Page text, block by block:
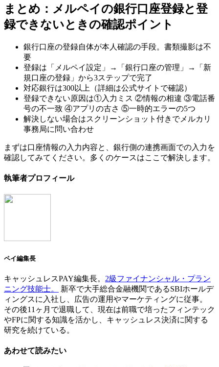
まとめ：メルペイの銀行口座登録と登
録できないときの確認ポイント
銀行口座の登録自体が本人確認の手段。書類撮影は不
要
登録は「メルペイ設定」→「銀行口座の管理」→「新
規口座の登録」から3ステップで完了
対応銀行は300以上（詳細は公式サイトで確認）
登録できない原因は①入力ミス ②情報の相違 ③電話番
号の不一致 ④アプリの古さ ⑤一時的エラーの5つ
解決しない場合はスクリーンショット付きでメルカリ
事務局に問い合わせ
まずは口座情報の入力内容と、銀行側の連携画面での入力を
確認してみてください。多くのケースはここで解決します。
執筆者プロフィール
ペイ編集長
キャッシュレスPAY編集長。 2級ファイナンシャル・プラン
ニング技能士。
新卒で大手総合金融機関であるSBIホールデ
ィングスに入社し、広告の運用やマーケティングに従事。
その後11ヶ月で退職して、現在は前職で培ったフィンテック
やFPに関する知識を活かし、キャッシュレス決済に関する
研究を続けている。
あわせて読みたい